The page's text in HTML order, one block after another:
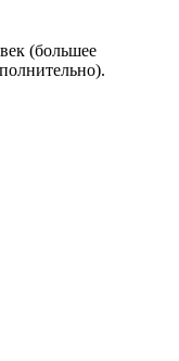
(большее